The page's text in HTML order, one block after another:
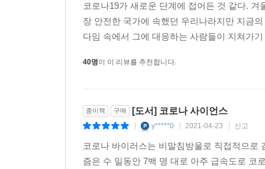
모든 사람이 알게 된 것이다. 이 불안감을 이겨
바이러스가 나타나더라도 정면으로 맞설 수 있
COVID-19에 대응할 수 있는 백신과 치료제를 찾
우리에게 필요한 것이다. 과기부와 기초과학연구
나누는 것이 얼마나 중요한지, 기초과학이 위
안전한 대한민국, 그리로 나아가기 위한 첫걸음이
코로나19가 새로운 단계에 접어든 것 같다. 겨
장 안전한 국가에 속했던 우리나라지만 지금
다임 속에서 그에 대응하는 사람들이 지쳐가
40명이 이 리뷰를 추천합니다.
종이책 구매 [도서] 코로나 사이언스
y*****0 2021-04-23 신고
코로나 바이러스는 비말침방울로 직접적으로
즘은 수 일동안 7백 명 대로 아주 급속도로 코